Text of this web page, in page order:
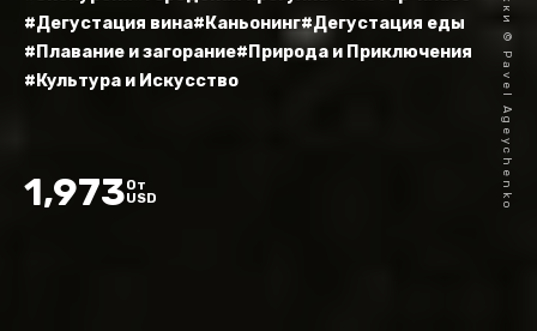
#Дегустация вина#Каньонинг#Дегустация еды
#Плавание и загорание#Природа и Приключения
#Культура и Искусство
1,973От
USD